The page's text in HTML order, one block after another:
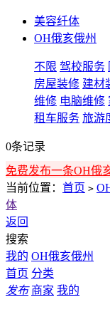
美容纤体
OH俄亥俄州
不限 驾校服务
房屋装修 建材
维修 电脑维修
租车服务 旅游
0条记录
免费发布一条OH俄
当前位置： 首页 >
体
返回
搜索
我的 OH俄亥俄州
首页 分类
发布 商家 我的